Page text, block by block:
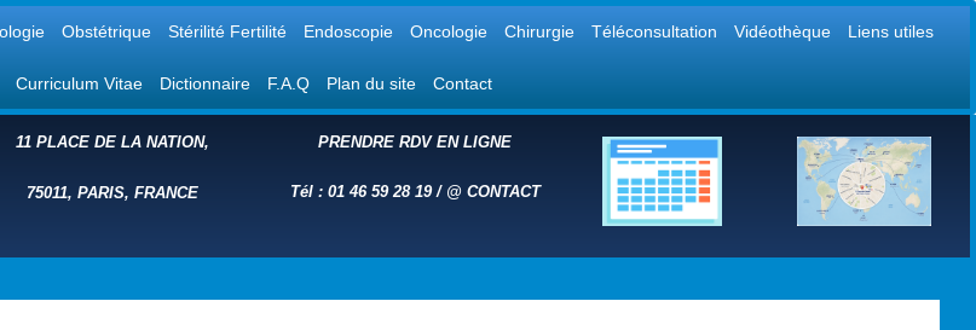
Obstétrique Stérilité Fertilité Endoscopie Oncologie Chirurgie Téléconsultation Vidéothèque Liens utiles
Curriculum Vitae Dictionnaire F.A.Q Plan du site Contact
11 PLACE DE LA NATION,
75011, PARIS, FRANCE
PRENDRE RDV EN LIGNE
Tél : 01 46 59 28 19 / @ CONTACT